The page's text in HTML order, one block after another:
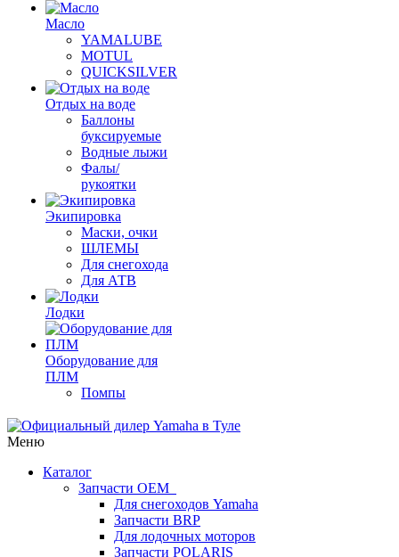
Масло
YAMALUBE
MOTUL
QUICKSILVER
Отдых на воде
Баллоны
буксируемые
Водные лыжи
Фалы/
рукоятки
Экипировка
Маски, очки
ШЛЕМЫ
Для снегохода
Для АТВ
Лодки
Оборудование для
ПЛМ
Помпы
Меню
Каталог
Запчасти OEM
Для снегоходов Yamaha
Запчасти BRP
Для лодочных моторов
Запчасти POLARIS